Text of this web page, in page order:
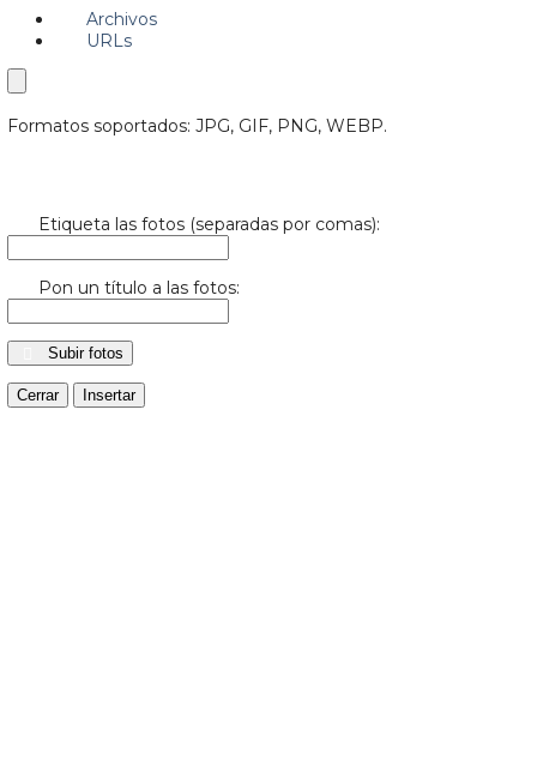
Archivos
URLs
Formatos soportados: JPG, GIF, PNG, WEBP.
Etiqueta las fotos (separadas por comas):
Pon un título a las fotos:
Subir fotos
Cerrar Insertar